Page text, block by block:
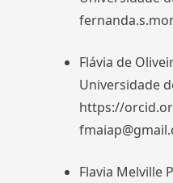
Flávia de
Universidade
https://
Flavia Melville